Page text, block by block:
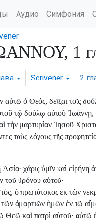
Аудио Симфония
1
Scrivener 2
ὁ Θεός, δεῖξαι τοῖς
τῷ δούλῳ αὐτοῦ Ἰωάννῃ,
τὴν μαρτυρίαν Ἰησοῦ
τοὺς λόγους τῆς
Ἀσίᾳ· χάρις ὑμῖν καὶ
τοῦ θρόνου αὐτοῦ·
ὁ πρωτότοκος ἐκ τῶν
ἁμαρτιῶν ἡμῶν ἐν τῷ
Θεῷ καὶ πατρὶ αὐτοῦ· αὐτῷ